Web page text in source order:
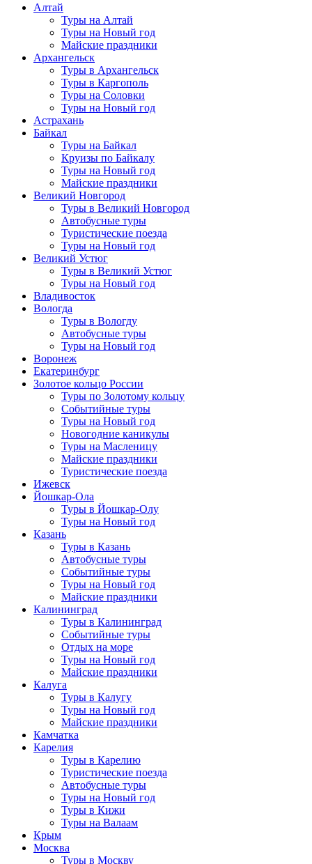
Алтай
Туры на Алтай
Туры на Новый год
Майские праздники
Архангельск
Туры в Архангельск
Туры в Каргополь
Туры на Соловки
Туры на Новый год
Астрахань
Байкал
Туры на Байкал
Круизы по Байкалу
Туры на Новый год
Майские праздники
Великий Новгород
Туры в Великий Новгород
Автобусные туры
Туристические поезда
Туры на Новый год
Великий Устюг
Туры в Великий Устюг
Туры на Новый год
Владивосток
Вологда
Туры в Вологду
Автобусные туры
Туры на Новый год
Воронеж
Екатеринбург
Золотое кольцо России
Туры по Золотому кольцу
Событийные туры
Туры на Новый год
Новогодние каникулы
Туры на Масленицу
Майские праздники
Туристические поезда
Ижевск
Йошкар-Ола
Туры в Йошкар-Олу
Туры на Новый год
Казань
Туры в Казань
Автобусные туры
Событийные туры
Туры на Новый год
Майские праздники
Калининград
Туры в Калининград
Событийные туры
Отдых на море
Туры на Новый год
Майские праздники
Калуга
Туры в Калугу
Туры на Новый год
Майские праздники
Камчатка
Карелия
Туры в Карелию
Туристические поезда
Автобусные туры
Туры на Новый год
Туры в Кижи
Туры на Валаам
Крым
Москва
Туры в Москву